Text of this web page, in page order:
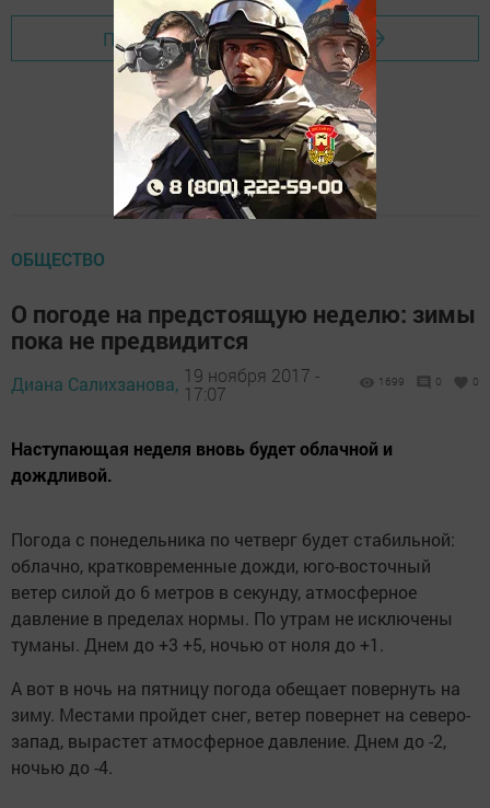
Перейти на страницу новости
ОБЩЕСТВО
О погоде на предстоящую неделю: зимы
пока не предвидится
Диана Салихзанова, 19 ноября 2017 -
17:07
1699 0 0
Наступающая неделя вновь будет облачной и
дождливой.
Погода с понедельника по четверг будет стабильной:
облачно, кратковременные дожди, юго-восточный
ветер силой до 6 метров в секунду, атмосферное
давление в пределах нормы. По утрам не исключены
туманы. Днем до +3 +5, ночью от ноля до +1.
А вот в ночь на пятницу погода обещает повернуть на
зиму. Местами пройдет снег, ветер повернет на северо-
запад, вырастет атмосферное давление. Днем до -2,
ночью до -4.